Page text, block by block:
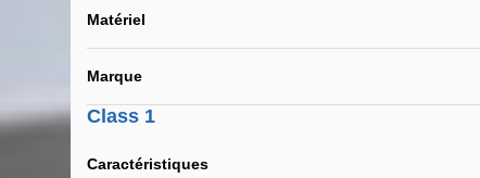
Matériel
Marque
Class 1
Caractéristiques